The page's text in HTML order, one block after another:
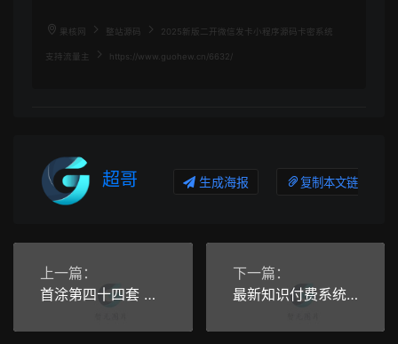
果核网 整站源码 2025新版二开微信发卡小程序源码卡密系统
支持流量主 https://www.guohew.cn/6632/
超哥 生成海报 复制本文链接
上一篇：
首涂第四十四套 苹果CMS V10模板源码
下一篇：
最新知识付费系统网站源码 PC+H5双端 适用视频教程 网课系统 付费下载等